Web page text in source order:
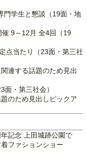
門学生と懇談（19面・地
9～12月 全4回（19
点当たり（23面・第三社
連する話題のため見出
・第三社会）
のため見出しピックア
記念 上田城跡公園で
ファションショー